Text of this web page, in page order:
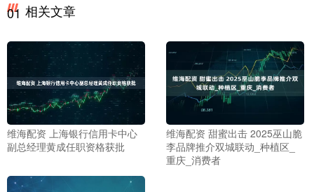
01 相关文章
维海配资 上海银行信用卡中心
副总经理黄成任职资格获批
维海配资 甜蜜出击 2025巫山脆
李品牌推介双城联动_种植区_
重庆_消费者